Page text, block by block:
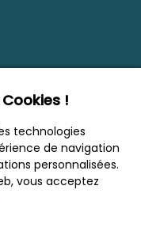
!
technologies
de navigation
personnalisées.
vous acceptez